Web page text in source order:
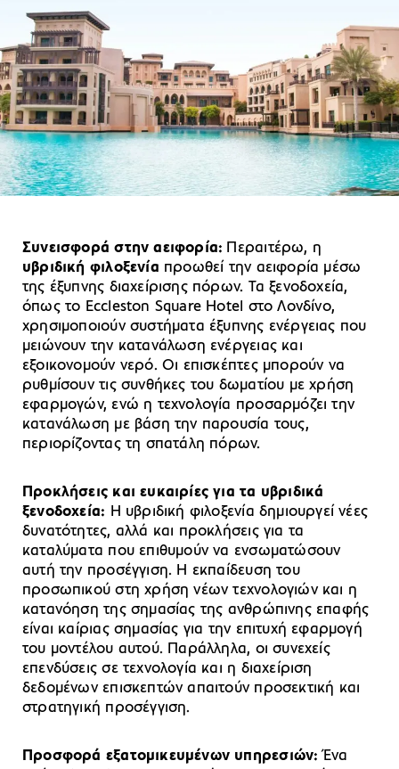
Συνεισφορά στην αειφορία: Περαιτέρω, η
υβριδική φιλοξενία προωθεί την αειφορία μέσω
της έξυπνης διαχείρισης πόρων. Τα ξενοδοχεία,
όπως το Eccleston Square Hotel στο Λονδίνο,
χρησιμοποιούν συστήματα έξυπνης ενέργειας που
μειώνουν την κατανάλωση ενέργειας και
εξοικονομούν νερό. Οι επισκέπτες μπορούν να
ρυθμίσουν τις συνθήκες του δωματίου με χρήση
εφαρμογών, ενώ η τεχνολογία προσαρμόζει την
κατανάλωση με βάση την παρουσία τους,
περιορίζοντας τη σπατάλη πόρων.
Προκλήσεις και ευκαιρίες για τα υβριδικά
ξενοδοχεία: Η υβριδική φιλοξενία δημιουργεί νέες
δυνατότητες, αλλά και προκλήσεις για τα
καταλύματα που επιθυμούν να ενσωματώσουν
αυτή την προσέγγιση. Η εκπαίδευση του
προσωπικού στη χρήση νέων τεχνολογιών και η
κατανόηση της σημασίας της ανθρώπινης επαφής
είναι καίριας σημασίας για την επιτυχή εφαρμογή
του μοντέλου αυτού. Παράλληλα, οι συνεχείς
επενδύσεις σε τεχνολογία και η διαχείριση
δεδομένων επισκεπτών απαιτούν προσεκτική και
στρατηγική προσέγγιση.
Προσφορά εξατομικευμένων υπηρεσιών:Ένα